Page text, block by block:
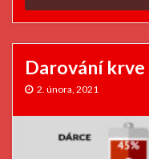
Darování krve
2. února, 2021